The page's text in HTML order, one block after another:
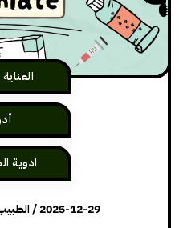
ادوية
2025-12-29
/